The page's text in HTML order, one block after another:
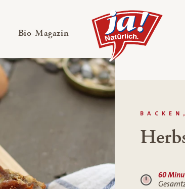
ausklappen
Bio-Magazin — Untermenü ausklappen
60